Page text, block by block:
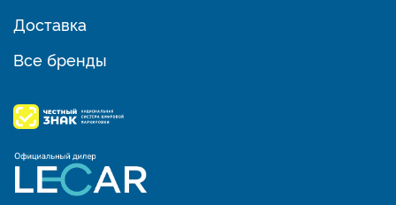
Доставка
Все бренды